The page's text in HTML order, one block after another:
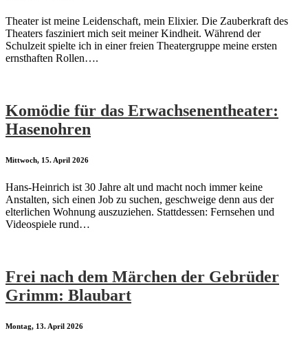
Theater ist meine Leidenschaft, mein Elixier. Die Zauberkraft des
Theaters fasziniert mich seit meiner Kindheit. Während der
Schulzeit spielte ich in einer freien Theatergruppe meine ersten
ernsthaften Rollen….
Komödie für das Erwachsenentheater:
Hasenohren
Mittwoch, 15. April 2026
Hans-Heinrich ist 30 Jahre alt und macht noch immer keine
Anstalten, sich einen Job zu suchen, geschweige denn aus der
elterlichen Wohnung auszuziehen. Stattdessen: Fernsehen und
Videospiele rund…
Frei nach dem Märchen der Gebrüder
Grimm: Blaubart
Montag, 13. April 2026